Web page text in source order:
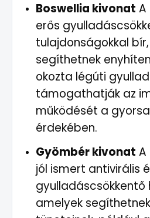
Boswellia kivonat A
erős
tulajdonságokkal
segíthetnek
okozta légúti
támogathatják az
működését a
érdekében.
Gyömbér kivonat A
jól ismert antivirális
gyulladáscsökkentő
amelyek